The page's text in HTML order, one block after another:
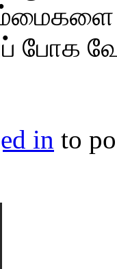
போக
in to